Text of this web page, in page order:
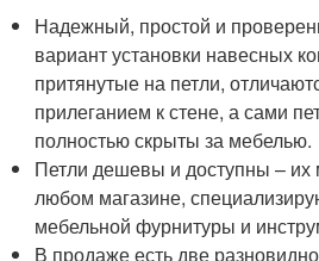
Надежный, простой и
вариант установки навесных
притянутые на петли,
прилеганием к стене, а сами
полностью скрыты за мебелью.
Петли дешевы и доступны – их
любом магазине,
мебельной фурнитуры и
В продаже есть две